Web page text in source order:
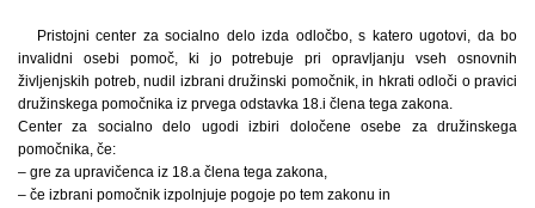
Pristojni center za socialno delo izda odločbo, s katero ugotovi, da bo
invalidni osebi pomoč, ki jo potrebuje pri opravljanju vseh osnovnih
življenjskih potreb, nudil izbrani družinski pomočnik, in hkrati odloči o pravici
družinskega pomočnika iz prvega odstavka 18.i člena tega zakona.
Center za socialno delo ugodi izbiri določene osebe za družinskega
pomočnika, če:
– gre za upravičenca iz 18.a člena tega zakona,
– če izbrani pomočnik izpolnjuje pogoje po tem zakonu in